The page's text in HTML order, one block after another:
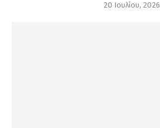
20 Ιουλίου, 2026